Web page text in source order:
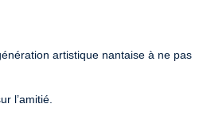
artistique nantaise à ne pas
l’amitié.